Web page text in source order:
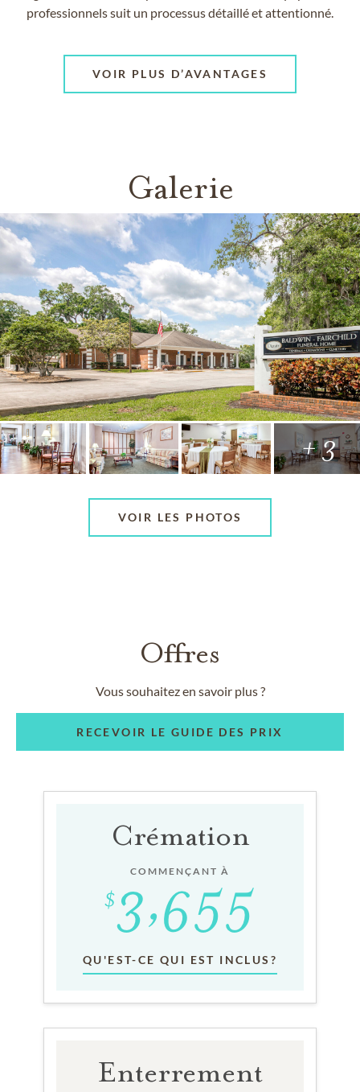
professionnels suit un processus détaillé et attentionné.
VOIR PLUS D’AVANTAGES
Galerie
+ 3
VOIR LES PHOTOS
Offres
Vous souhaitez en savoir plus ?
RECEVOIR LE GUIDE DES PRIX
Crémation
COMMENÇANT À
QU'EST-CE QUI EST INCLUS?
Enterrement